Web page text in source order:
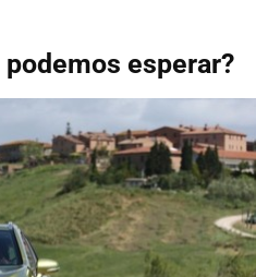
podemos esperar?